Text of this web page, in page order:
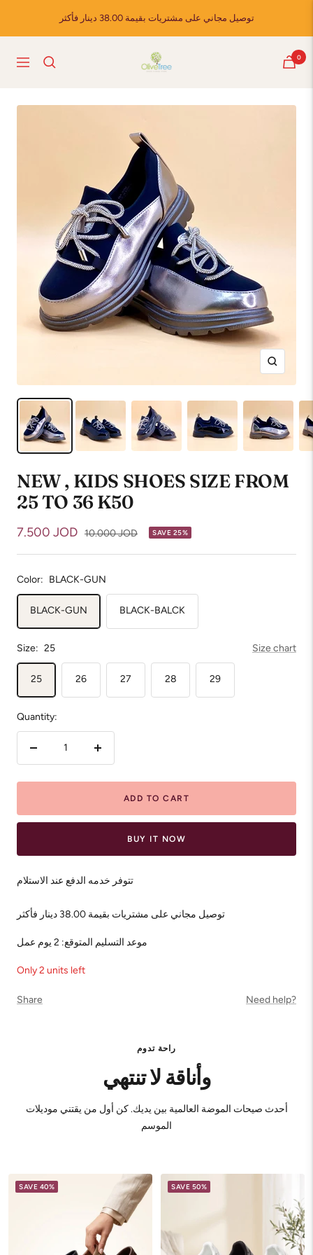
توصيل مجاني على مشتريات بقيمة 38.00 دينار فأكثر
Navigation
Olive
0
Zoom
NEW , KIDS SHOES SIZE FROM
25 TO 36 K50
Sale
price
7.500 JOD Regular
10.000 JOD SAVE 25%
Color: BLACK-GUN
BLACK-GUN BLACK-BALCK
Size: 25 Size chart
25 26 27 28 29
Quantity:
Increase
ADD TO CART
BUY IT NOW
تتوفر خدمه الدفع عند الاستلام
توصيل مجاني على مشتريات بقيمة 38.00 دينار فأكثر
Only 2 units left
Share Need help?
راحة تدوم
وأناقة لا تنتهي
أحدث صيحات الموضة العالمية بين يديك. كن أول من يقتني موديلات
الموسم
SAVE 40% SAVE 50%